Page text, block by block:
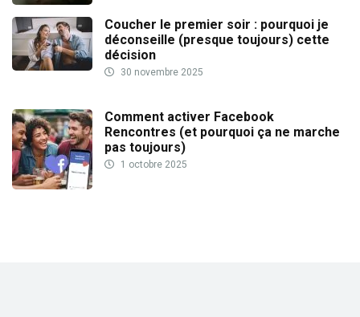
Coucher le premier soir : pourquoi je
déconseille (presque toujours) cette
décision
30 novembre 2025
Comment activer Facebook
Rencontres (et pourquoi ça ne marche
pas toujours)
1 octobre 2025